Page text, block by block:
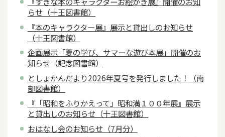
らせ（十王図書館）
『本のキャラクター展』展示と貸出しのお知らせ
（十王図書館）
企画展示「夏の学び、サマーな遊び本展」開催のお
知らせ（記念図書館）
としょかんだより2026年夏号を発行しました！（南
部図書館）
『「昭和をふりかえって」昭和満１００年展』展示
と貸出しのお知らせ（十王図書館）
おはなし会のお知らせ（7月分）